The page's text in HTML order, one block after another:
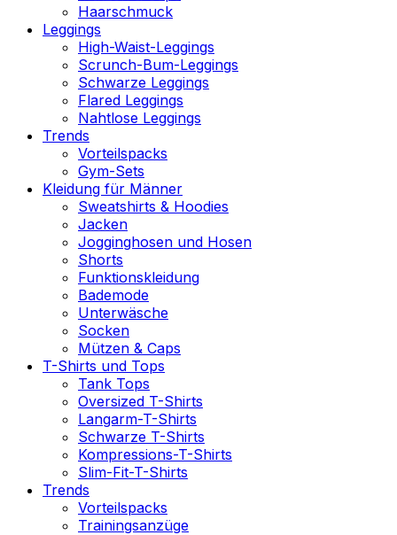
Haarschmuck
Leggings
High-Waist-Leggings
Scrunch-Bum-Leggings
Schwarze Leggings
Flared Leggings
Nahtlose Leggings
Trends
Vorteilspacks
Gym-Sets
Kleidung für Männer
Sweatshirts & Hoodies
Jacken
Jogginghosen und Hosen
Shorts
Funktionskleidung
Bademode
Unterwäsche
Socken
Mützen & Caps
T-Shirts und Tops
Tank Tops
Oversized T-Shirts
Langarm-T-Shirts
Schwarze T-Shirts
Kompressions-T-Shirts
Slim-Fit-T-Shirts
Trends
Vorteilspacks
Trainingsanzüge